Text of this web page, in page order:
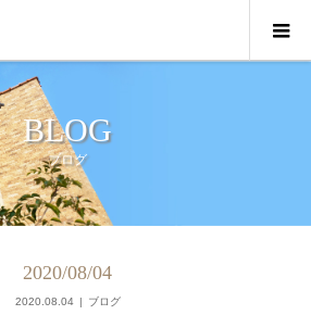
BLOG
ブログ
2020/08/04
2020.08.04 ブログ